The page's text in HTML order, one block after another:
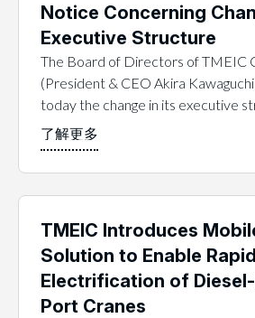
Notice Concerning
Executive Structure
The Board of Directors of TMEIC
(President & CEO Akira
today the change in its executive
TMEIC Introduces
Solution to Enable Rapid
Electrification of
Port Cranes